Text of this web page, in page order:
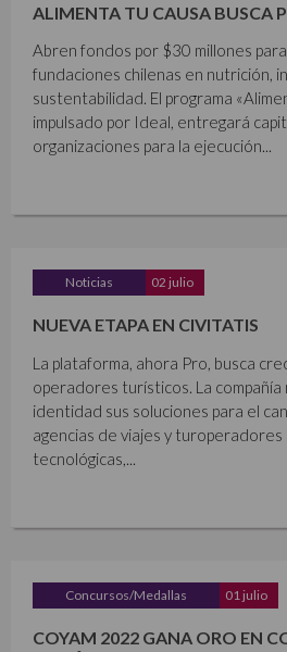
ALIMENTA TU CAUSA BUSCA
Abren fondos por $30 millones
fundaciones chilenas en nutrición,
sustentabilidad. El programa
impulsado por Ideal, entregará
organizaciones para la ejecución...
Noticias 02 julio
NUEVA ETAPA EN CIVITATIS
La plataforma, ahora Pro, busca
operadores turísticos. La compañía
identidad sus soluciones para el
agencias de viajes y
tecnológicas,...
Concursos/Medallas 01 julio
COYAM 2022 GANA ORO EN